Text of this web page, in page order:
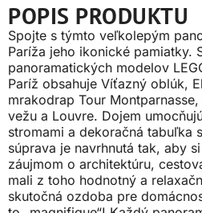
POPIS PRODUKTU
Spojte s týmto veľkolepým
Paríža jeho ikonické pamiatky.
panoramatických modelov
Paríž obsahuje Víťazný oblúk,
mrakodrap Tour
vežu a Louvre. Dojem
stromami a dekoračná tabuľka
súprava je navrhnutá tak, aby
záujmom o architektúru,
mali z toho hodnotný a
skutočná ozdoba pre